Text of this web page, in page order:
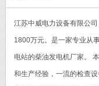
江苏中威电力设备有限公
1800万元。是一家专业从
电站的柴油发电机厂家。
和生产经验，一流的检查